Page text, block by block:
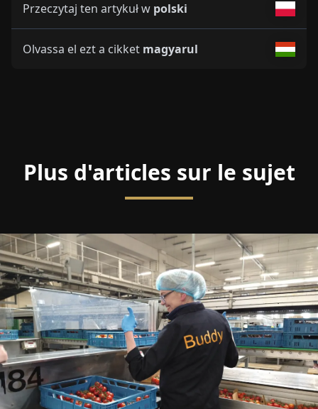
Przeczytaj ten artykuł w polski
Olvassa el ezt a cikket magyarul
Plus d'articles sur le sujet